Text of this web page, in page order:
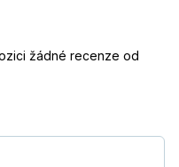
žádné recenze od